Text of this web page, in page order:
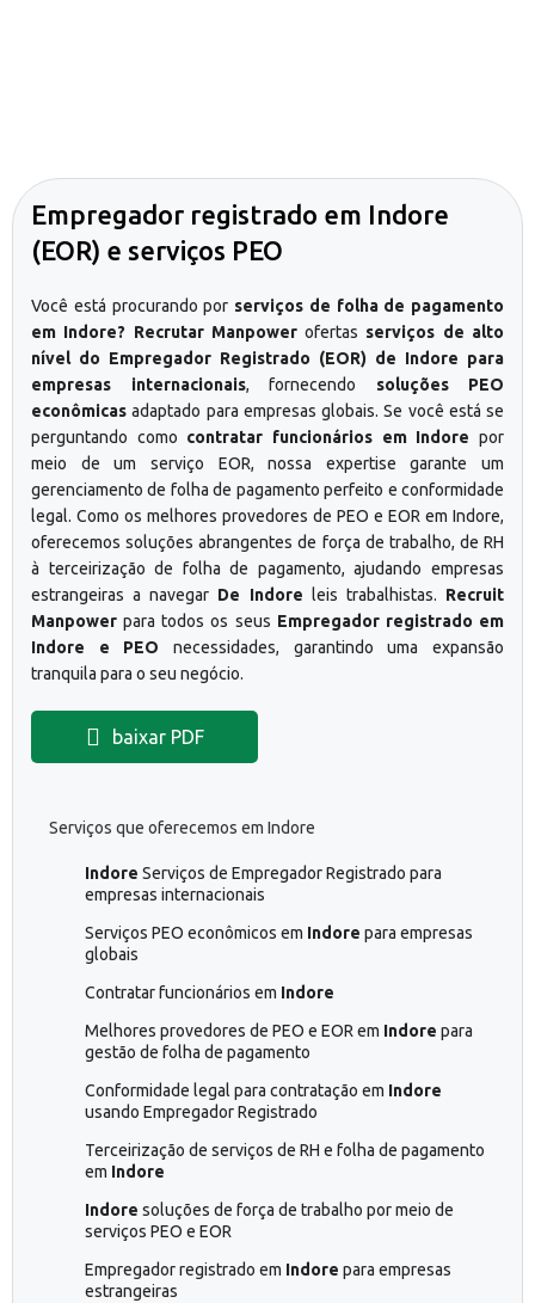
Empregador registrado em Indore
(EOR) e serviços PEO
Você está procurando por serviços de folha de pagamento
em Indore? Recrutar Manpowerofertas serviços de alto
nível do Empregador Registrado (EOR) de Indore para
empresas internacionais, fornecendo soluções PEO
econômicas adaptado para empresas globais. Se você está se
perguntando como contratar funcionários em Indore por
meio de um serviço EOR, nossa expertise garante um
gerenciamento de folha de pagamento perfeito e conformidade
legal. Como os melhores provedores de PEO e EOR em Indore,
oferecemos soluções abrangentes de força de trabalho, de RH
à terceirização de folha de pagamento, ajudando empresas
estrangeiras a navegar De Indore leis trabalhistas. Recruit
Manpower para todos os seus Empregador registrado em
Indore e PEO necessidades, garantindo uma expansão
tranquila para o seu negócio.
baixar PDF
Serviços que oferecemos em Indore
Indore Serviços de Empregador Registrado para
empresas internacionais
Serviços PEO econômicos em Indore para empresas
globais
Contratar funcionários em Indore
Melhores provedores de PEO e EOR em Indore para
gestão de folha de pagamento
Conformidade legal para contratação em Indore
usando Empregador Registrado
Terceirização de serviços de RH e folha de pagamento
em Indore
Indore soluções de força de trabalho por meio de
serviços PEO e EOR
Empregador registrado em Indore para empresas
estrangeiras